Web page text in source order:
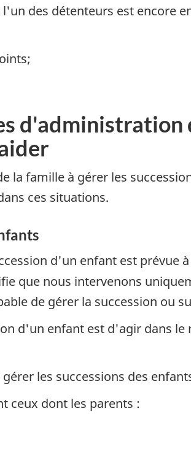
des détenteurs est encore
d'administration
la famille à gérer les
ces situations.
d'un enfant est prévue à
que nous intervenons
de gérer la succession ou
d'un enfant est d'agir dans
les successions des
ceux dont les parents :